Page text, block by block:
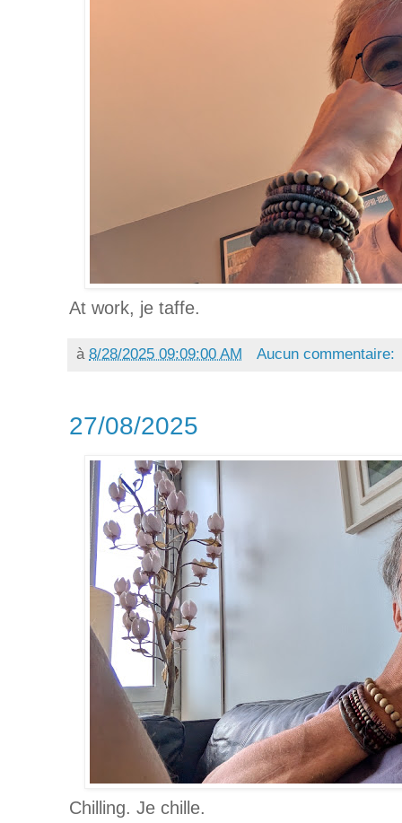
At work, je taffe.
à 8/28/2025 09:09:00 AM Aucun commentaire:
27/08/2025
Chilling. Je chille.